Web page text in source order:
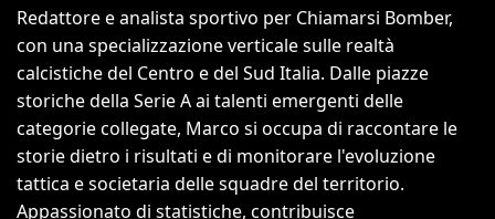
Redattore e analista sportivo per Chiamarsi Bomber,
con una specializzazione verticale sulle realtà
calcistiche del Centro e del Sud Italia. Dalle piazze
storiche della Serie A ai talenti emergenti delle
categorie collegate, Marco si occupa di raccontare le
storie dietro i risultati e di monitorare l'evoluzione
tattica e societaria delle squadre del territorio.
Appassionato di statistiche, contribuisce